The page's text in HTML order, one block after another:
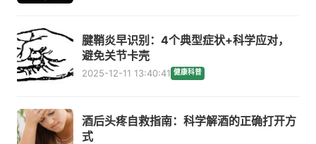
腱鞘炎早识别：4个典型症状+科学应对，
避免关节卡壳
2025-12-11 13:40:41 健康科普
酒后头疼自救指南：科学解酒的正确打开方
式